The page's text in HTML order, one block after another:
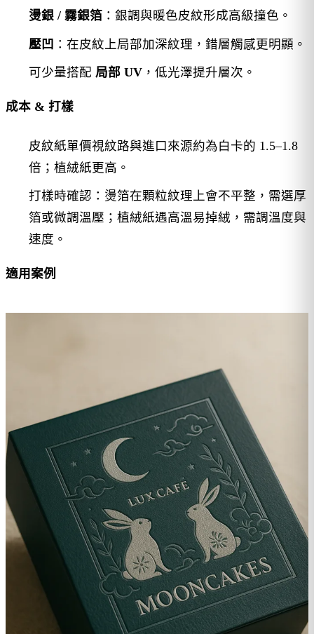
燙銀 / 霧銀箔：銀調與暖色皮紋形成高級撞色。
壓凹 ：在皮紋上局部加深紋理，錯層觸感更明顯。
可少量搭配 局部 UV，低光澤提升層次。
成本 & 打樣
皮紋紙單價視紋路與進口來源約為白卡的 1.5–1.8
倍；植絨紙更高。
打樣時確認：燙箔在顆粒紋理上會不平整，需選厚
箔或微調溫壓；植絨紙遇高溫易掉絨，需調溫度與
速度。
適用案例